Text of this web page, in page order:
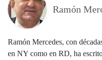
Ramón
Ramón Mercedes, con
en NY como en RD, ha